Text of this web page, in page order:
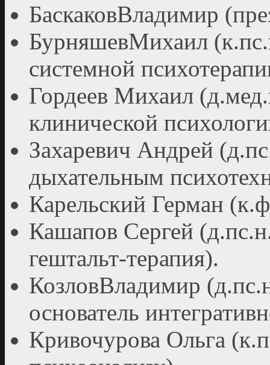
БаскаковВладимир
БурняшевМихаил
системной
Гордеев Михаил
клинической
Захаревич Андрей
дыхательным
Карельский Герман
Кашапов Сергей
гештальт-терапия).
КозловВладимир
основатель
Кривочурова Ольга